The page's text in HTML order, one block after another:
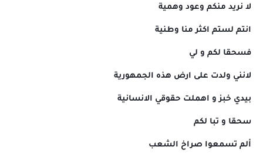
لا نريد منكم وعود وهمية
انتم لستم اكثر منا وطنية
فسحقا لكم و لي
لانني ولدت على ارض هذه الجمهورية
بيدي خبز و اهملت حقوقي الانسانية
سحقا و تبا لكم
ألم تسمعوا صراخ الشعب